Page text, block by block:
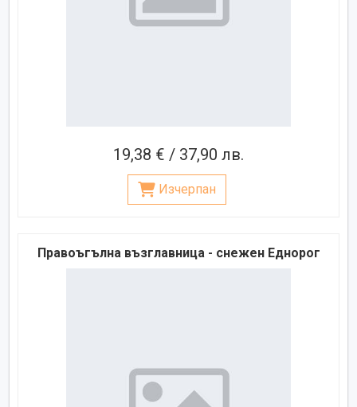
19,38 € / 37,90 лв.
Изчерпан
Правоъгълна възглавница - снежен Еднорог